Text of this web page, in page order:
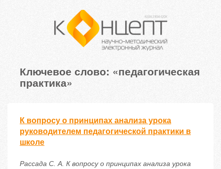
Ключевое слово: «педагогическая
практика»
К вопросу о принципах анализа урока
руководителем педагогической практики в
школе
Рассада С. А. К вопросу о принципах анализа урока